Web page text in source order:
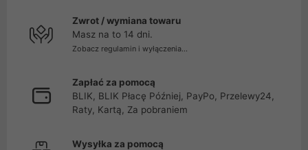
Zwrot / wymiana towaru
Masz na to 14 dni.
Zobacz regulamin i wyłączenia...
Zapłać za pomocą
BLIK, BLIK Płacę Później, PayPo, Przelewy24,
Raty, Kartą, Za pobraniem
Wysyłka za pomocą